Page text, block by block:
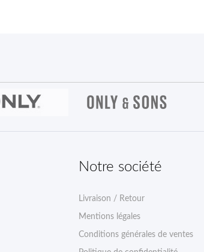
Notre société
Livraison / Retour
Mentions légales
Conditions générales de ventes